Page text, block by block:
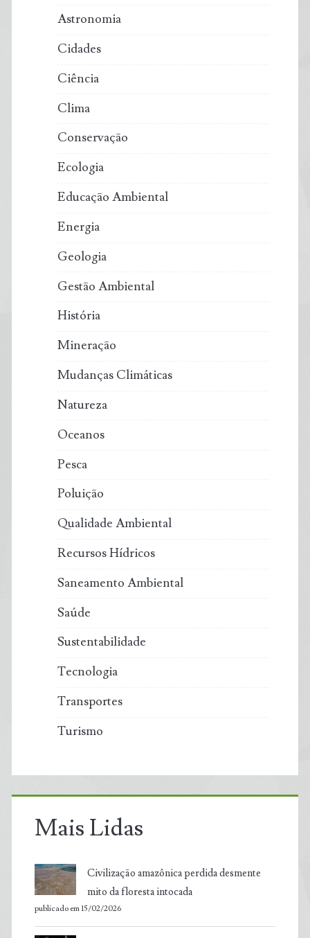
Astronomia
Cidades
Ciência
Clima
Conservação
Ecologia
Educação Ambiental
Energia
Geologia
Gestão Ambiental
História
Mineração
Mudanças Climáticas
Natureza
Oceanos
Pesca
Poluição
Qualidade Ambiental
Recursos Hídricos
Saneamento Ambiental
Saúde
Sustentabilidade
Tecnologia
Transportes
Turismo
Mais Lidas
Civilização amazônica perdida desmente
mito da floresta intocada
publicado em 15/02/2026